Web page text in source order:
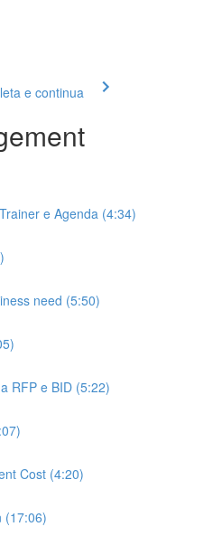
e continua
e Agenda (4:34)
need (5:50)
RFP e BID (5:22)
Cost (4:20)
(17:06)